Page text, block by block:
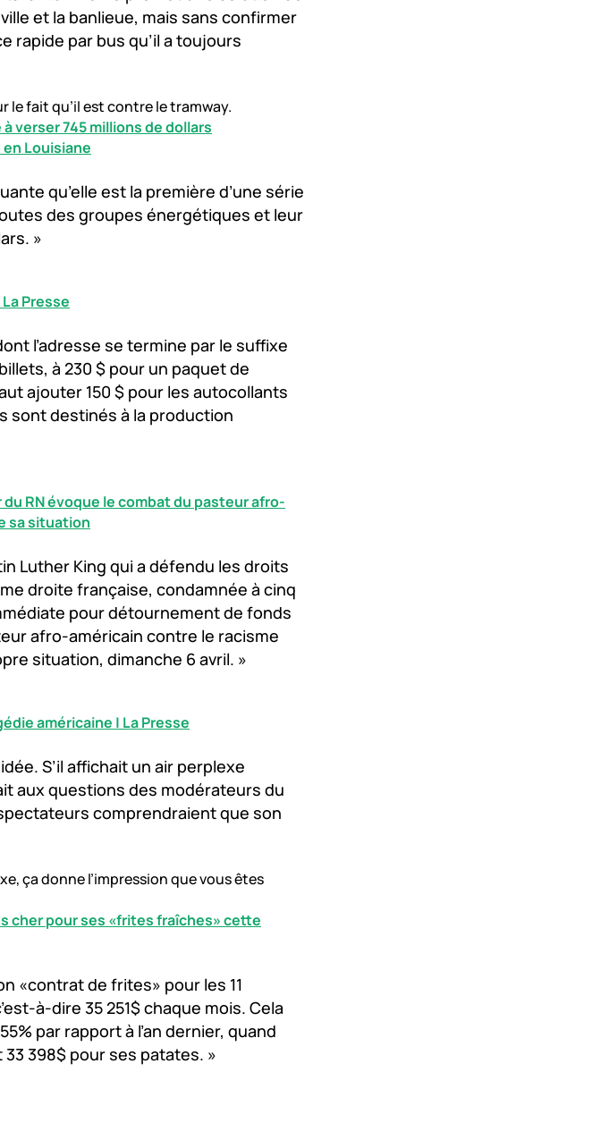
et la banlieue, mais sans confirmer
rapide par bus qu’il a toujours
le fait qu’il est contre le tramway.
verser 745 millions de dollars
Louisiane
qu’elle est la première d’une série
des groupes énergétiques et leur
»
Presse
l’adresse se termine par le suffixe
à 230 $ pour un paquet de
ajouter 150 $ pour les autocollants
sont destinés à la production
RN évoque le combat du pasteur afro-
sa situation
Luther King qui a défendu les droits
droite française, condamnée à cinq
pour détournement de fonds
afro-américain contre le racisme
situation, dimanche 6 avril. »
américaine | La Presse
S’il affichait un air perplexe
aux questions des modérateurs du
comprendraient que son
ça donne l’impression que vous êtes
cher pour ses «frites fraîches» cette
«contrat de frites» pour les 11
à-dire 35 251$ chaque mois. Cela
par rapport à l’an dernier, quand
398$ pour ses patates. »